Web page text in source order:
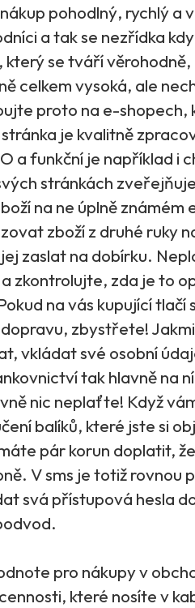
pohodlný, rychlý a
a tak se nezřídka
který se tváří
celkem vysoká, ale
proto na e-shopech,
je kvalitně
a funkční je například i
stránkách
na ne úplně
zboží z druhé ruky
zaslat na dobírku.
zkontrolujte, zda je to
na vás kupující tlačí
zbystřete!
vkládat své osobní
tak hlavně na
nic neplaťte! Když
balíků, které jste si
pár korun doplatit,
V sms je totiž rovnou
svá přístupová hesla
pro nákupy v
které nosíte v